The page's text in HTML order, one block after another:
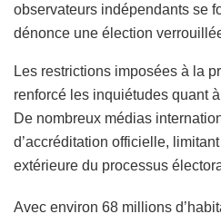
observateurs indépendants se
dénonce une élection
Les restrictions imposées à la
renforcé les inquiétudes quant
De nombreux médias
d’accréditation officielle,
extérieure du processus
Avec environ 68 millions